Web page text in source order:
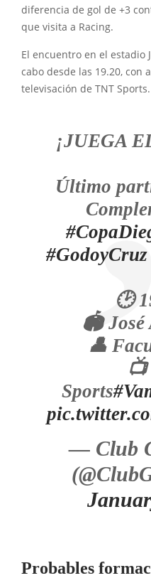
diferencia de gol de +3
que visita a Racing.
El encuentro en el estadio
cabo desde las 19.20, con
televisación de TNT Sports.
¡JUEGA
Último
#GodoyCruz
🕑
🏟️ José
👤
Sports
— Club
Probables